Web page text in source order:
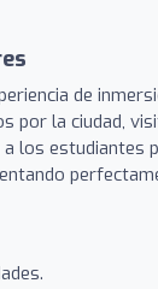
de
por la ciudad,
los estudiantes